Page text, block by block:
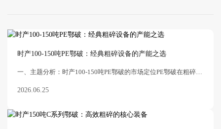
时产100-150吨PE鄂破：经典粗碎设备的产能之选
一、主题分析：时产100-150吨PE鄂破的市场定位PE鄂破在粗碎环节的核心地位在砂石骨料和矿山选矿生产线的粗碎环节，PE鄂破（PE颚式破碎机）是最经典、应用最广泛的破碎设备。它承担
2026.06.25